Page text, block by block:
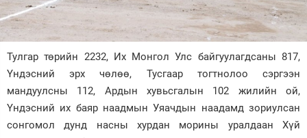
Энтертайнмэнт
Зурхай
Тулгар төрийн 2232, Их Монгол Улс байгуулагдсаны 817,
Үндэсний эрх чөлөө, Тусгаар тогтнолоо сэргээн
мандуулсны 112, Ардын хувьсгалын 102 жилийн ой,
Үндэсний их баяр наадмын Уяачдын наадамд зориулсан
сонгомол дунд насны хурдан морины уралдаан Хүй